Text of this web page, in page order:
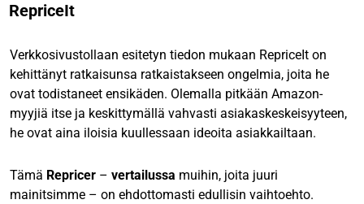
RepriceIt
Verkkosivustollaan esitetyn tiedon mukaan RepriceIt on
kehittänyt ratkaisunsa ratkaistakseen ongelmia, joita he
ovat todistaneet ensikäden. Olemalla pitkään Amazon-
myyjiä itse ja keskittymällä vahvasti asiakaskeskeisyyteen,
he ovat aina iloisia kuullessaan ideoita asiakkailtaan.
Tämä Repricer – vertailussa muihin, joita juuri
mainitsimme – on ehdottomasti edullisin vaihtoehto.